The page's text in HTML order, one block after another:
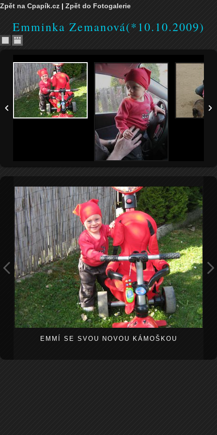
Zpět na Cpapík.cz | Zpět do Fotogalerie
Emminka Zemanová(*10.10.2009)
EMMÍ SE SVOU NOVOU KÁMOŠKOU